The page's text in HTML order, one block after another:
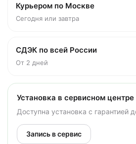
Курьером по Москве
Сегодня или завтра
СДЭК по всей России
От 2 дней
Установка в сервисном центре
Доступна установка с гарантией
Запись в сервис